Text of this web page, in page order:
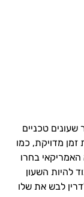
שעונים טכניים
מדויקת, כמו
האמריקאי בחרו
להיות השעון
לבש את שלו